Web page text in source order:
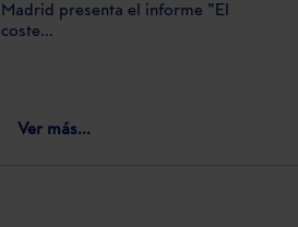
Madrid presenta el informe "El
coste...
Ver más...